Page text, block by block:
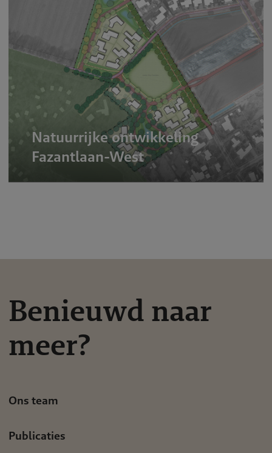
Natuurrijke ontwikkeling
Fazantlaan-West
Benieuwd naar
meer?
Ons team
Publicaties